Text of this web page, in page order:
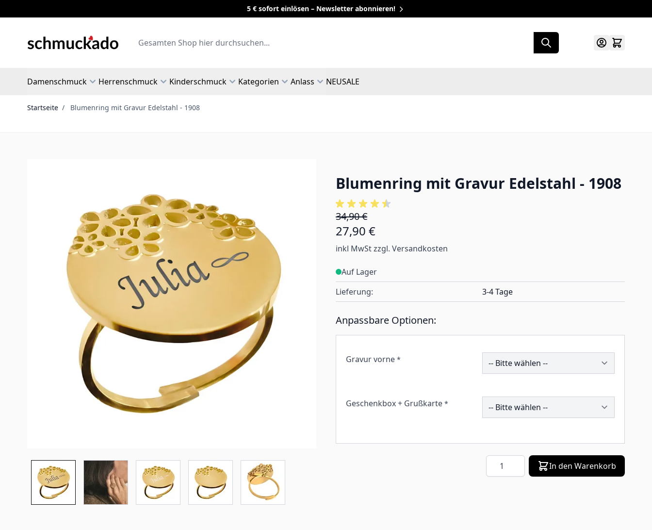
5 € sofort einlösen – Newsletter abonnieren!
Search
Damenschmuck Herrenschmuck Kinderschmuck Kategorien Anlass NEUSALE
Startseite / Blumenring mit Gravur Edelstahl - 1908
Blumenring mit Gravur Edelstahl - 1908
34,90 €
27,90 €
inkl MwSt zzgl. Versandkosten
Auf Lager
Lieferung:
3-4 Tage
Anpassbare Optionen:
Gravur vorne * 190247
Geschenkbox + Grußkarte * 259381
Menge In den Warenkorb